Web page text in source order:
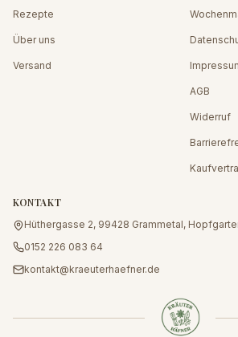
Rezepte
Über uns
Versand
AGB
Widerruf
KONTAKT
Hüthergasse 2, 99428 Grammetal,
0152 226 083 64
kontakt@kraeuterhaefner.de